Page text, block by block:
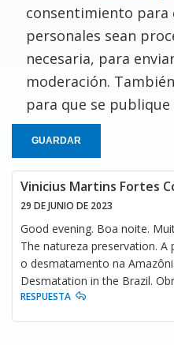
consentimiento para
personales sean
necesaria, para
moderación.
para que se
GUARDAR
Vinicius Martins Fortes
29 DE JUNIO DE 2023
Good evening. Boa noite.
The natureza preservation. A
o desmatamento na
Desmatation in the Brazil.
RESPUESTA